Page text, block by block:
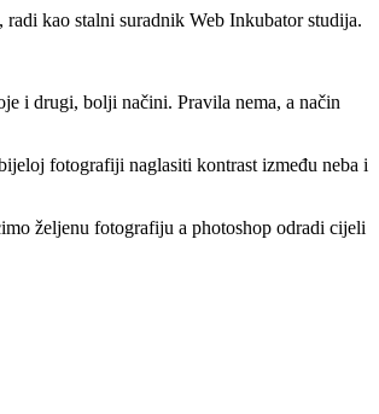
kao stalni suradnik Web Inkubator studija.
i drugi, bolji načini. Pravila nema, a način
fotografiji naglasiti kontrast između neba i
željenu fotografiju a photoshop odradi cijeli